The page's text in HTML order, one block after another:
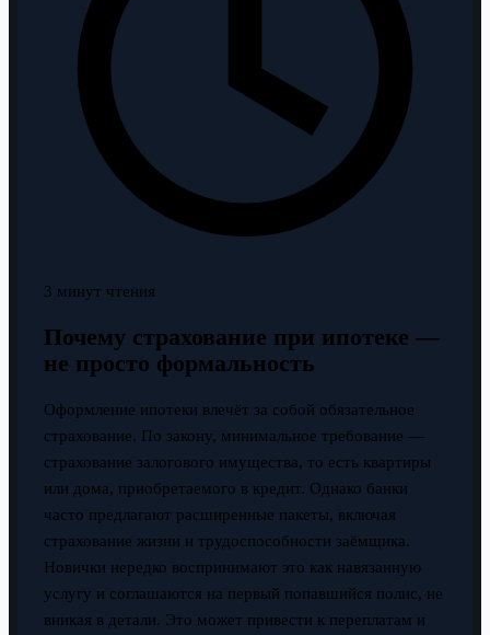
3 минут чтения
Почему страхование при ипотеке —
не просто формальность
Оформление ипотеки влечёт за собой обязательное
страхование. По закону, минимальное требование —
страхование залогового имущества, то есть квартиры
или дома, приобретаемого в кредит. Однако банки
часто предлагают расширенные пакеты, включая
страхование жизни и трудоспособности заёмщика.
Новички нередко воспринимают это как навязанную
услугу и соглашаются на первый попавшийся полис, не
вникая в детали. Это может привести к переплатам и